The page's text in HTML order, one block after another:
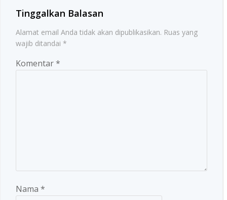
Tinggalkan Balasan
Alamat email Anda tidak akan dipublikasikan. Ruas yang
wajib ditandai *
Komentar*
Nama *